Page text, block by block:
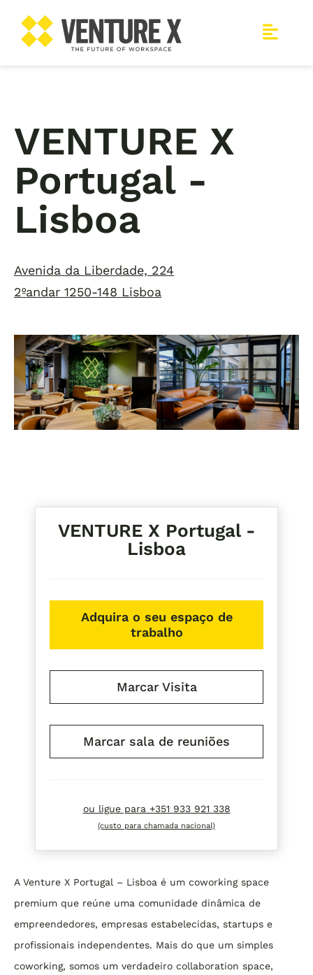
VENTURE X
Portugal -
Lisboa
Avenida da Liberdade, 224
2ºandar 1250-148 Lisboa
VENTURE X Portugal -
Lisboa
Adquira o seu espaço de
trabalho
Marcar Visita
Marcar sala de reuniões
ou ligue para +351 933 921 338
(custo para chamada nacional)
A Venture X Portugal – Lisboa é um coworking space
premium que reúne uma comunidade dinâmica de
empreendedores, empresas estabelecidas, startups e
profissionais independentes. Mais do que um simples
coworking, somos um verdadeiro collaboration space,